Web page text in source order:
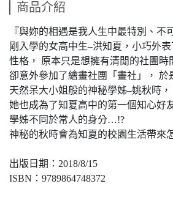
商品介紹
『與妳的相遇是我人生中最特別、不
剛入學的女高中生–洪知夏，小巧外
性格， 原本只是想擁有清閒的社團時
卻意外參加了繪畫社團「畫社」， 於
天然呆大小姐般的神秘學姊–姚秋時，
她也成為了知夏高中的第一個知心好
學姊不同於常人的身分…!?
神秘的秋時會為知夏的校園生活帶來
出版日期：2018/8/15
ISBN：9789864748372